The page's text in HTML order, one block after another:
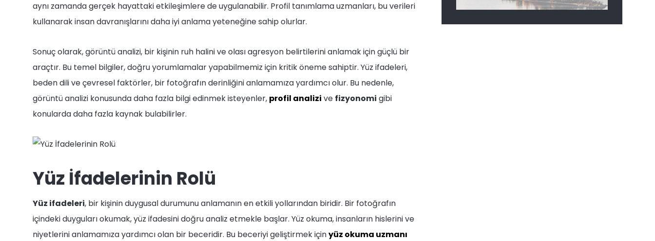
aynı zamanda gerçek hayattaki etkileşimlere de uygulanabilir. Profil tanımlama uzmanları, bu verileri
kullanarak insan davranışlarını daha iyi anlama yeteneğine sahip olurlar.
Sonuç olarak, görüntü analizi, bir kişinin ruh halini ve olası agresyon belirtilerini anlamak için güçlü bir
araçtır. Bu temel bilgiler, doğru yorumlamalar yapabilmemiz için kritik öneme sahiptir. Yüz ifadeleri,
beden dili ve çevresel faktörler, bir fotoğrafın derinliğini anlamamıza yardımcı olur. Bu nedenle,
görüntü analizi konusunda daha fazla bilgi edinmek isteyenler, profil analizi ve fizyonomi gibi
konularda daha fazla kaynak bulabilirler.
Yüz İfadelerinin Rolü
Yüz ifadeleri, bir kişinin duygusal durumunu anlamanın en etkili yollarından biridir. Bir fotoğrafın
içindeki duyguları okumak, yüz ifadesini doğru analiz etmekle başlar. Yüz okuma, insanların hislerini ve
niyetlerini anlamamıza yardımcı olan bir beceridir. Bu beceriyi geliştirmek içinyüz okuma uzmanı